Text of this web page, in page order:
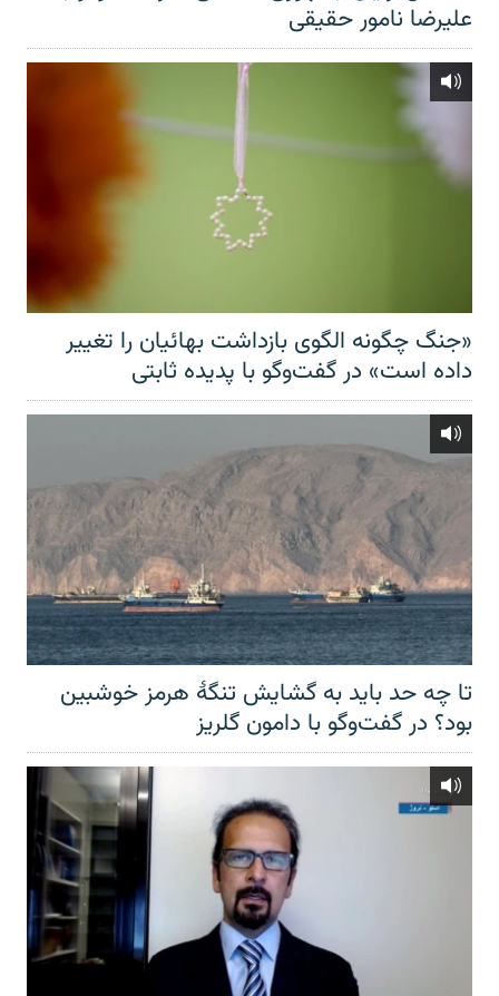
علیرضا نامور حقیقی
«جنگ چگونه الگوی بازداشت بهائیان را تغییر
داده است» در گفت‌وگو با پدیده ثابتی
تا چه حد باید به گشایش تنگهٔ هرمز خوشبین
بود؟ در گفت‌وگو با دامون گلریز